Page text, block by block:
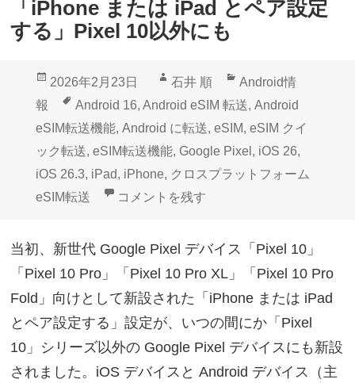
「iPhone または iPad とペア設定
する」Pixel 10以外にも
投
日:
2026年2月23日
作
成
者
石井 順
カ
テ
ゴ
リ
ー
Android情
報
タ
グ
Android 16, Android eSIM 転送, Android
eSIM転送機能, Android に転送, eSIM, eSIM クイ
ック転送, eSIM転送機能, Google Pixel , iOS 26,
iOS 26.3, iPad, iPhone, クロスプラットフォーム
eSIM転送
「iPhone または iPad とペア設定する」
コメントを残す
当初、新世代 Google Pixel デバイス「Pixel 10」
「Pixel 10 Pro」「Pixel 10 Pro XL」「Pixel 10 Pro
Fold」向けとして新設された「iPhone または iPad
とペア設定する」設定が、いつの間にか「Pixel
10」シリーズ以外の Google Pixel デバイスにも新設
されました。iOS デバイスと Android デバイス（主